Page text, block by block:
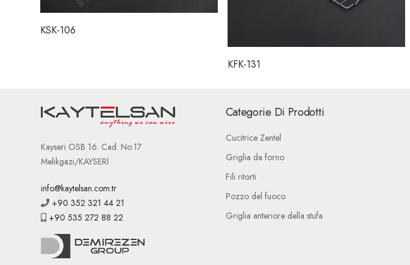
KSK-106
KFK-131
Kayseri OSB 16. Cad. No:17
Melikgazi/KAYSERİ
info@kaytelsan.com.tr
+90 352 321 44 21
+90 535 272 88 22
Categorie Di Prodotti
Cucitrice Zentel
Griglia da forno
Fili ritorti
Pozzo del fuoco
Griglia anteriore della stufa